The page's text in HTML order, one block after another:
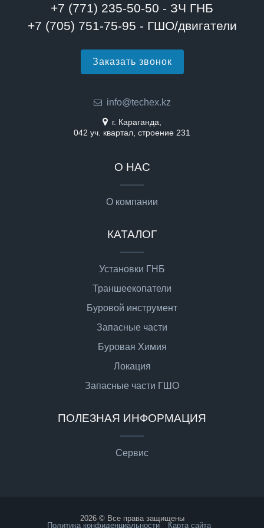
+7 (771) 235-50-50 - ЗЧ ГНБ
+7 (705) 751-75-95 - ГШО/двигатели
Заказать звонок
info@techex.kz
г. Караганда,
042 уч. квартал, строение 231
О НАС
О компании
КАТАЛОГ
Установки ГНБ
Траншеекопатели
Буровой инструмент
Запасные части
Буровая Химия
Локация
Запасные части ГШО
ПОЛЕЗНАЯ ИНФОРМАЦИЯ
Сервис
2026 © Все права защищены
Политика конфиденциальности
Карта сайта